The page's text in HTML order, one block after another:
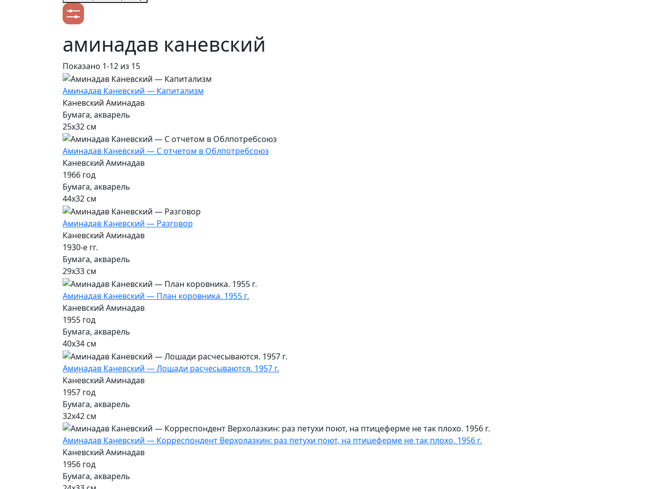
аминадав каневский
Показано 1-12 из 15
Аминадав Каневский — Капитализм
Каневский Аминадав
Бумага, акварель
25х32 см
Аминадав Каневский — С отчетом в Облпотребсоюз
Каневский Аминадав
1966 год
Бумага, акварель
44х32 см
Аминадав Каневский — Разговор
Каневский Аминадав
1930-е гг.
Бумага, акварель
29х33 см
Аминадав Каневский — План коровника. 1955 г.
Каневский Аминадав
1955 год
Бумага, акварель
40х34 см
Аминадав Каневский — Лошади расчесываются. 1957 г.
Каневский Аминадав
1957 год
Бумага, акварель
32х42 см
Аминадав Каневский — Корреспондент Верхолазкин: раз петухи поют, на птицеферме не так плохо. 1956 г.
Каневский Аминадав
1956 год
Бумага, акварель